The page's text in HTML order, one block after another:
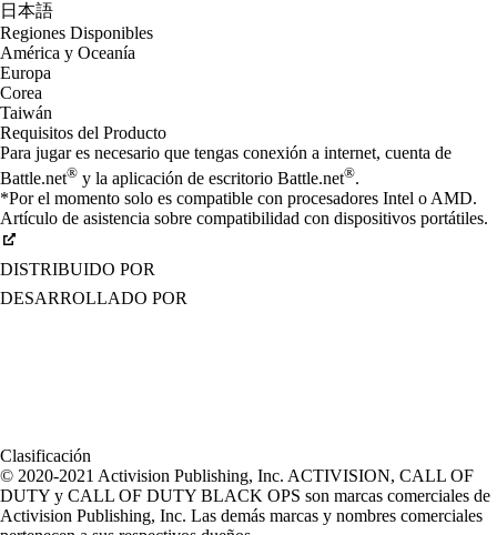
日本語
Regiones Disponibles
América y Oceanía
Europa
Corea
Taiwán
Requisitos del Producto
Para jugar es necesario que tengas conexión a internet, cuenta de
Battle.net® y la aplicación de escritorio Battle.net®.
*Por el momento solo es compatible con procesadores Intel o AMD.
Artículo de asistencia sobre compatibilidad con dispositivos portátiles.
DISTRIBUIDO POR
DESARROLLADO POR
Clasificación
© 2020-2021 Activision Publishing, Inc. ACTIVISION, CALL OF
DUTY y CALL OF DUTY BLACK OPS son marcas comerciales de
Activision Publishing, Inc. Las demás marcas y nombres comerciales